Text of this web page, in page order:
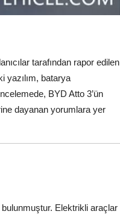
tarafından rapor edilen
yazılım, batarya
BYD Atto 3’ün
dayanan yorumlara yer
Elektrikli araçlar